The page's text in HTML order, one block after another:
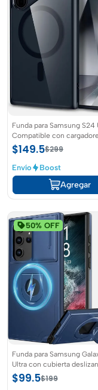
Funda para Samsung S24
Compatible con
inalambricos marca ESR
$149.5$299
Envío Boost
Agregar
50% OFF
Funda para Samsung
Ultra con cubierta
lente de cámara
$99.5$199